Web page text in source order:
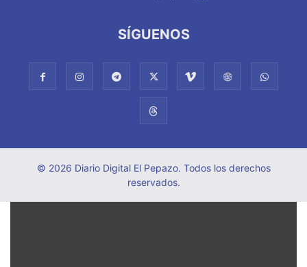
SÍGUENOS
© 2026 Diario Digital El Pepazo. Todos los derechos
reservados.